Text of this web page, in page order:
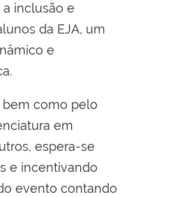
inclusão e
da EJA, um
e
bem como pelo
em
espera-se
e incentivando
evento contando